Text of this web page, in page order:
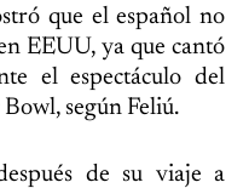
que el español no
EEUU, ya que cantó
el espectáculo del
según Feliú.
de su viaje a